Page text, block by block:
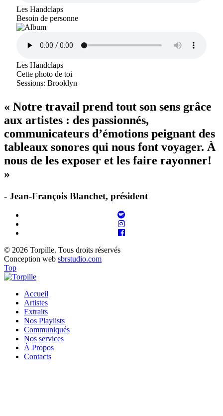
Les Handclaps
Besoin de personne
Les Handclaps
Cette photo de toi
Sessions: Brooklyn
« Notre travail prend tout son sens grâce
aux artistes : des passionnés,
communicateurs d’émotions peignant des
tableaux sonores qui nous font voyager. À
nous de les exposer et les faire rayonner!
»
- Jean-François Blanchet, président
© 2026 Torpille. Tous droits réservés
Conception web sbrstudio.com
Top
Accueil
Artistes
Extraits
Nos Playlists
Communiqués
Nos services
À Propos
Contacts